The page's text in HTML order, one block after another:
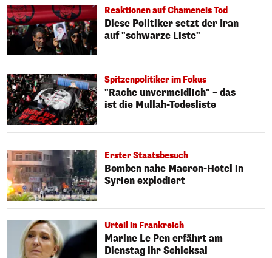
Reaktionen auf Chameneis Tod
Diese Politiker setzt der Iran
auf "schwarze Liste"
Spitzenpolitiker im Fokus
"Rache unvermeidlich" – das
ist die Mullah-Todesliste
Erster Staatsbesuch
Bomben nahe Macron-Hotel in
Syrien explodiert
Urteil in Frankreich
Marine Le Pen erfährt am
Dienstag ihr Schicksal